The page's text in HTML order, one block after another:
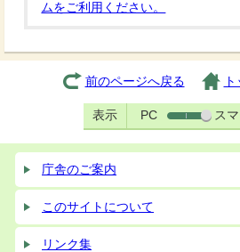
ムをご利用ください。
前のページへ戻る
表示 PC ス
庁舎のご案内
このサイトについて
リンク集